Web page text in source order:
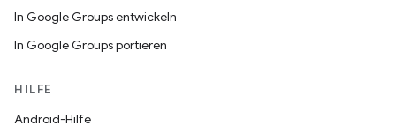
In Google Groups entwickeln
In Google Groups portieren
HILFE
Android-Hilfe